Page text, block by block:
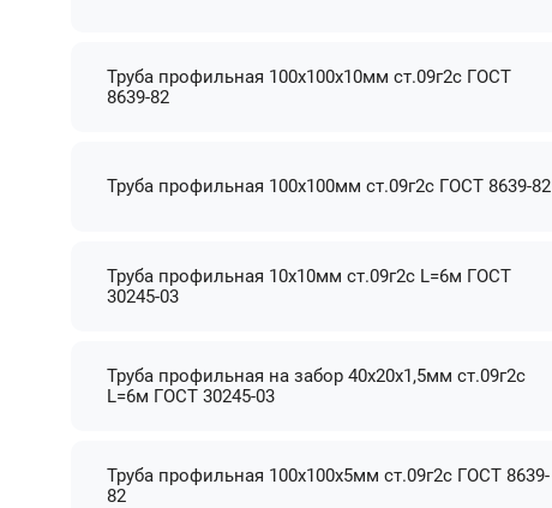
Труба профильная 100х100х10мм ст.09г2с ГОСТ
8639-82
Труба профильная 100х100мм ст.09г2с ГОСТ 8639-82
Труба профильная 10х10мм ст.09г2с L=6м ГОСТ
30245-03
Труба профильная на забор 40х20х1,5мм ст.09г2с
L=6м ГОСТ 30245-03
Труба профильная 100х100х5мм ст.09г2с ГОСТ 8639-
82